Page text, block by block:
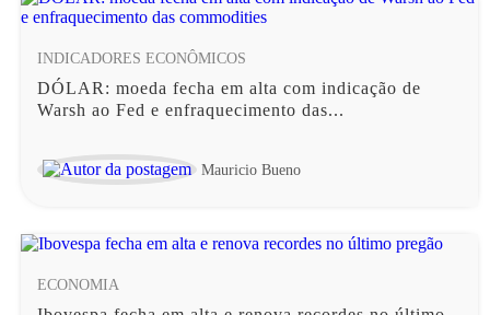
INDICADORES ECONÔMICOS
DÓLAR: moeda fecha em alta com indicação de
Warsh ao Fed e enfraquecimento das...
Mauricio Bueno
ECONOMIA